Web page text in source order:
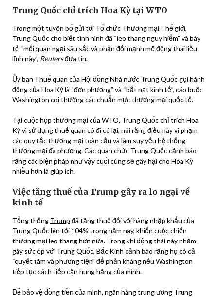
Trung Quốc chỉ trích Hoa Kỳ tại WTO
Trong một tuyên bố gửi tới Tổ chức Thương mại Thế giới,
Trung Quốc cho biết tình hình đã “leo thang nguy hiểm” và bày
tỏ “mối quan ngại sâu sắc và phản đối mạnh mẽ động thái liều
lĩnh này”, Reutersđưa tin.
Ủy ban Thuế quan của Hội đồng Nhà nước Trung Quốc gọi hành
động của Hoa Kỳ là “đơn phương” và “bắt nạt kinh tế”, cáo buộc
Washington coi thường các chuẩn mực thương mại quốc tế.
Tại cuộc họp thương mại của WTO, Trung Quốc chỉ trích Hoa
Kỳ vì sử dụng thuế quan có đi có lại, nói rằng điều này vi phạm
các quy tắc thương mại toàn cầu và làm suy yếu hệ thống
thương mại đa phương. Các quan chức Trung Quốc cảnh báo
rằng các biện pháp như vậy cuối cùng sẽ gây hại cho Hoa Kỳ
nhiều hơn là giúp ích.
Việc tăng thuế của Trump gây ra lo ngại về
kinh tế
Tổng thống Trump đã tăng thuế đối với hàng nhập khẩu của
Trung Quốc lên tới 104% trong năm nay, khiến cuộc chiến
thương mại leo thang hơn nữa. Trong khi động thái này nhằm
gây sức ép với Trung Quốc, Bắc Kinh cảnh báo rằng họ có cả
“quyết tâm và phương tiện” để phản kháng nếu Washington
tiếp tục cách tiếp cận hung hăng của mình.
Để bảo vệ đồng tiền của mình, ngân hàng trung ương Trung